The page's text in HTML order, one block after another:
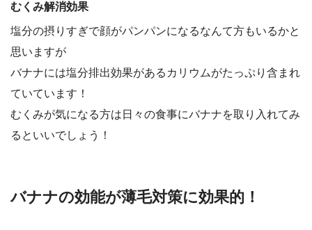
むくみ解消効果
塩分の摂りすぎで顔がパンパンになるなんて方もいるかと
思いますが
バナナには塩分排出効果があるカリウムがたっぷり含まれ
ていています！
むくみが気になる方は日々の食事にバナナを取り入れてみ
るといいでしょう！
バナナの効能が薄毛対策に効果的！